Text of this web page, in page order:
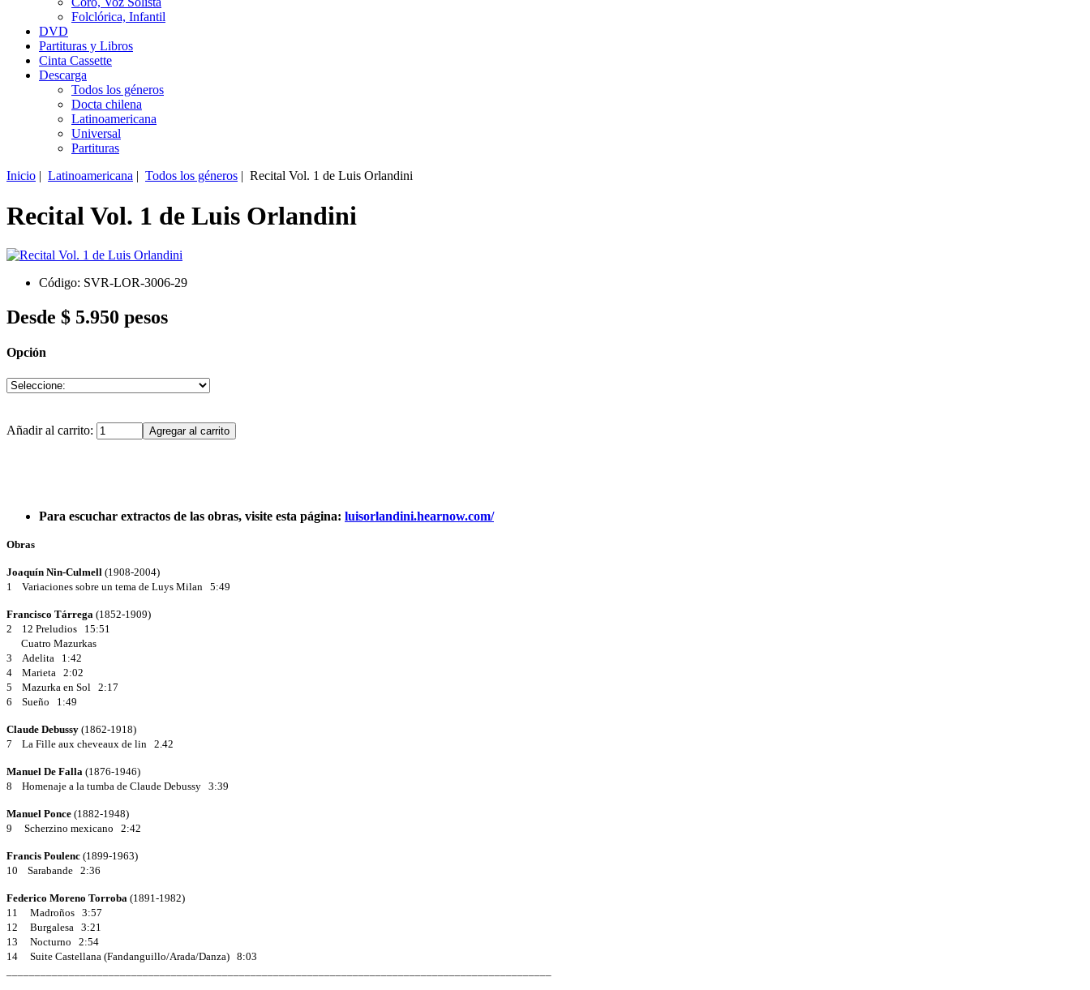
Folclórica, Infantil
DVD
Partituras y Libros
Cinta Cassette
Descarga
Todos los géneros
Docta chilena
Latinoamericana
Universal
Partituras
Inicio | Latinoamericana | Todos los géneros | Recital Vol. 1 de Luis Orlandini
Recital Vol. 1 de Luis Orlandini
Código: SVR-LOR-3006-29
Desde $ 5.950 pesos
Opción
Añadir al carrito:
Para escuchar extractos de las obras, visite esta página: luisorlandini.hearnow.com/
Obras
Joaquín Nin-Culmell (1908-2004)
1 Variaciones sobre un tema de Luys Milan 5:49
Francisco Tárrega (1852-1909)
2 12 Preludios 15:51
Cuatro Mazurkas
3 Adelita 1:42
4 Marieta 2:02
5 Mazurka en Sol 2:17
6 Sueño 1:49
Claude Debussy (1862-1918)
7 La Fille aux cheveaux de lin 2.42
Manuel De Falla (1876-1946)
8 Homenaje a la tumba de Claude Debussy 3:39
Manuel Ponce (1882-1948)
9 Scherzino mexicano 2:42
Francis Poulenc (1899-1963)
10 Sarabande 2:36
Federico Moreno Torroba (1891-1982)
11 Madroños 3:57
12 Burgalesa 3:21
13 Nocturno 2:54
14 Suite Castellana (Fandanguillo/Arada/Danza) 8:03